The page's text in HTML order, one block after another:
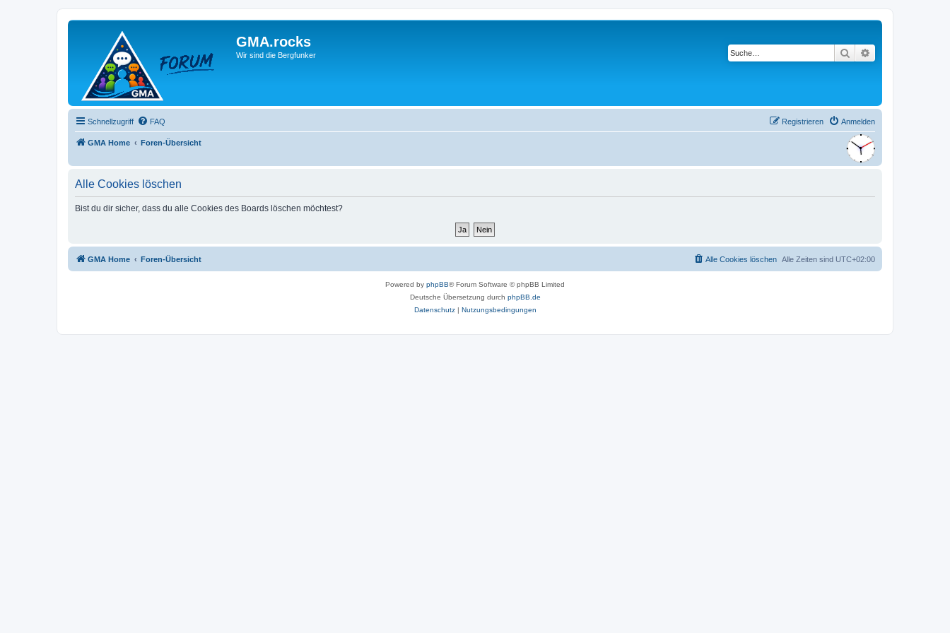
GMA.rocks
Wir sind die Bergfunker Suche
Schnellzugriff FAQ Anmelden
Registrieren
GMA Home Foren-Übersicht
Alle Cookies löschen
Bist du dir sicher, dass du alle Cookies des Boards löschen möchtest?
GMA Home Foren-Übersicht Alle Zeiten sind UTC+02:00
Alle Cookies löschen
Powered by phpBB® Forum Software © phpBB Limited
Deutsche Übersetzung durch phpBB.de
Datenschutz| Nutzungsbedingungen